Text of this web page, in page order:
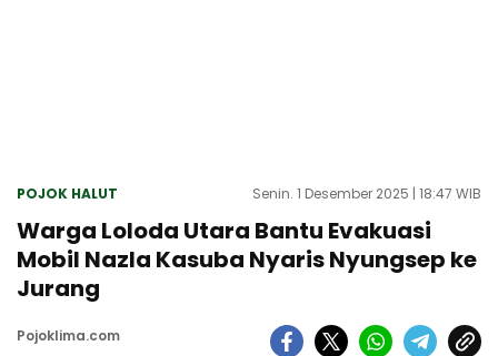
POJOK HALUT Senin. 1 Desember 2025 | 18:47 WIB
Warga Loloda Utara Bantu Evakuasi
Mobil Nazla Kasuba Nyaris Nyungsep ke
Jurang
Pojoklima.com